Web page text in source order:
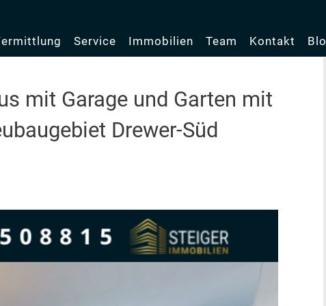
Service Immobilien Team Kontakt
mit Garage und Garten mit
Drewer-Süd